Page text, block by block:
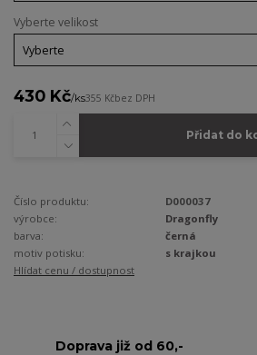
Vyberte velikost
430 Kč/ks355 Kčbez DPH
Přidat do
Číslo produktu:
D000037
výrobce:
Dragonfly
barva:
černá
motiv potisku:
s krajkou
Hlídat cenu / dostupnost
Doprava již od 60,-